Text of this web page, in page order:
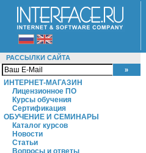
РАССЫЛКИ САЙТА
ИНТЕРНЕТ-МАГАЗИН
Лицензионное ПО
Курсы обучения
Сертификация
ОБУЧЕНИЕ И СЕМИНАРЫ
Каталог курсов
Новости
Статьи
Вопросы и ответы